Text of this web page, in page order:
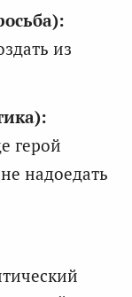
из
герой
надоедать